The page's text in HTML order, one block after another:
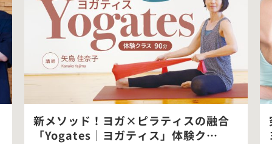
新メソッド！ヨガ×ピラティスの融合
「Yogates｜ヨガティス」体験ク…